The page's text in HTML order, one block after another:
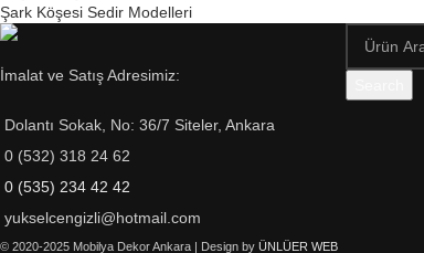
Şark Köşesi Sedir Modelleri
İmalat ve Satış Adresimiz:
Dolantı Sokak, No: 36/7 Siteler, Ankara
0 (532) 318 24 62
0 (535) 234 42 42
yukselcengizli@hotmail.com
© 2020-2025 Mobilya Dekor Ankara | Design by ÜNLÜER WEB